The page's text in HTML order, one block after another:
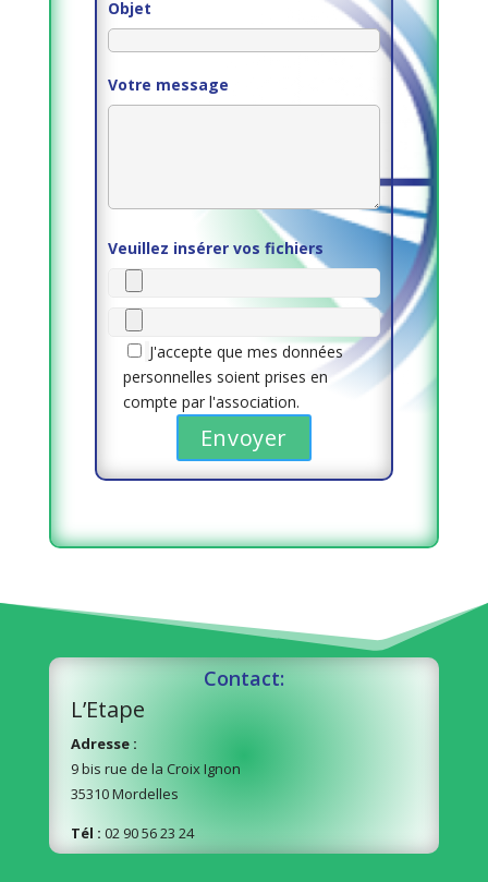
Objet
Votre message
Veuillez insérer vos fichiers
J'accepte que mes données
personnelles soient prises en
compte par l'association.
Contact:
L’Etape
Adresse :
9 bis rue de la Croix Ignon
35310 Mordelles
Tél : 02 90 56 23 24